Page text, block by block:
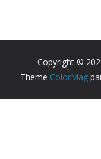
Copyright ©
Theme ColorMag